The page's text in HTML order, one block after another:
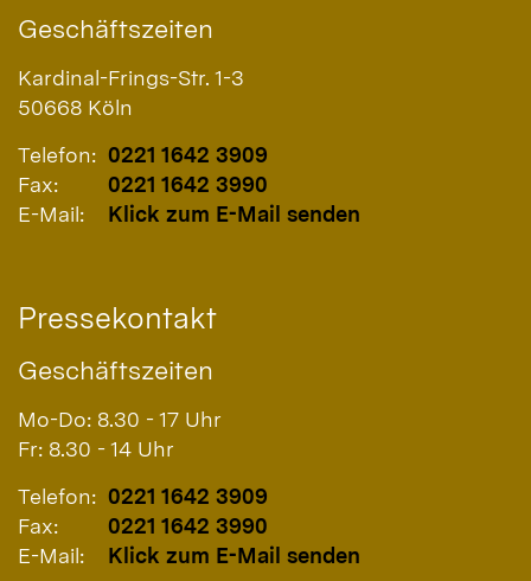
Geschäftszeiten
Kardinal-Frings-Str. 1-3
50668 Köln
Telefon: 0221 1642 3909
Fax:
0221 1642 3990
E-Mail:
Klick zum E-Mail senden
Pressekontakt
Geschäftszeiten
Mo-Do: 8.30 - 17 Uhr
Fr: 8.30 - 14 Uhr
Telefon: 0221 1642 3909
Fax:
0221 1642 3990
E-Mail:
Klick zum E-Mail senden